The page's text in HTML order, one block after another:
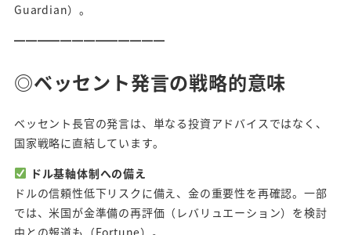
Guardian）。
━━━━━━━━━━━━━
◎ベッセント発言の戦略的意味
ベッセント長官の発言は、単なる投資アドバイスではなく、
国家戦略に直結しています。
ドル基軸体制への備え
ドルの信頼性低下リスクに備え、金の重要性を再確認。一部
では、米国が金準備の再評価（レバリュエーション）を検討
中との報道も（Fortune）。